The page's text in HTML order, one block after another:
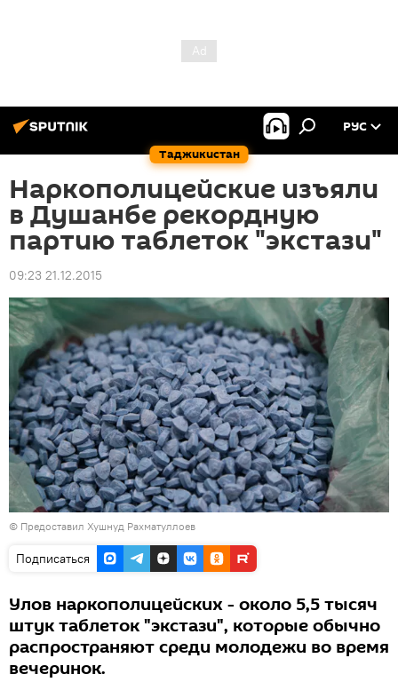
Таджикистан
РУС
Наркополицейские изъяли
в Душанбе рекордную
партию таблеток "экстази"
09:23 21.12.2015
© Предоставил Хушнуд Рахматуллоев
Подписаться
Улов наркополицейских - около 5,5 тысяч
штук таблеток "экстази", которые обычно
распространяют среди молодежи во время
вечеринок.